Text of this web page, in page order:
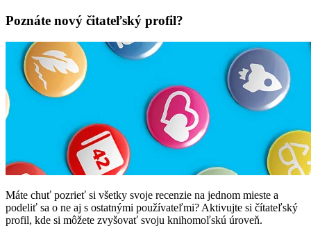
Poznáte nový čitateľský profil?
Máte chuť pozrieť si všetky svoje recenzie na jednom mieste a
podeliť sa o ne aj s ostatnými používateľmi? Aktivujte si čítateľský
profil, kde si môžete zvyšovať svoju knihomoľskú úroveň.